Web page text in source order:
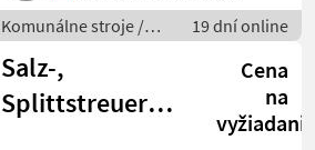
Komunálne stroje /
Spádová kosačka
19 dní online
Salz-,
Splittstreuer
Cena
na